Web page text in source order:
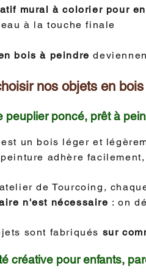
mural à colorier pour
à la touche finale
bois à peindre
nos objets en
peuplier poncé, prêt à
un bois léger et
adhère
de Tourcoing,
n'est nécessaire : on
sont fabriqués sur
créative pour enfants,